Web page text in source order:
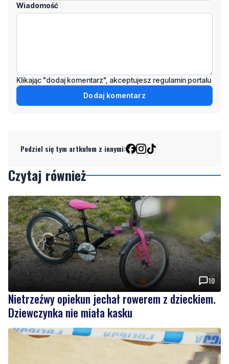
Wiadomość
Klikając "dodaj komentarz", akceptujesz regulamin portalu
Dodaj komentarz
Podziel się tym artkułem z innymi:
Czytaj również
10
Nietrzeźwy opiekun jechał rowerem z dzieckiem.
Dziewczynka nie miała kasku